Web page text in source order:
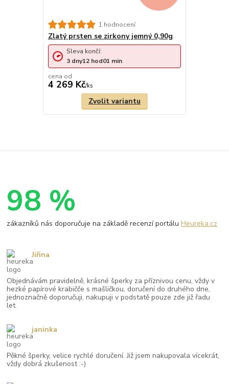
1 hodnocení
Zlatý prsten se zirkony jemný 0,90g
cena od
4 269 Kč/ks
Sleva končí:
3 dny12 hod01 min
Zvolit variantu
98 %
zákazníků nás doporučuje na základě recenzí portáluHeureka.cz
Objednávám pravidelně, krásné šperky za příznivou cenu, vždy v
hezké papírové krabičče s mašličkou, doručení do druhého dne,
jednoznačně doporučuji, nakupuji v podstatě pouze zde již řadu
let.
Jiřina
Pěkné šperky, velice rychlé doručení. Již jsem nakupovala vícekrát,
vždy dobrá zkušenost :-)
janinka